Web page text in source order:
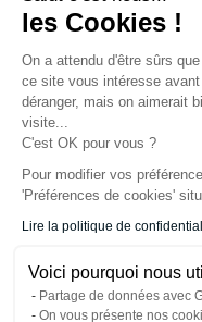
les Cookies !
On a attendu d'être sûrs
ce site vous intéresse
déranger, mais on aimerait
visite...
C'est OK pour vous ?
Pour modifier vos
'Préférences de cookies'
Lire la politique de
Voici pourquoi nous
Partage de données avec
On vous présente nos
Newsletter
Enregistrez
Restez à l'actualité sur
moment
NOS SERVICES
INFORMATIONS